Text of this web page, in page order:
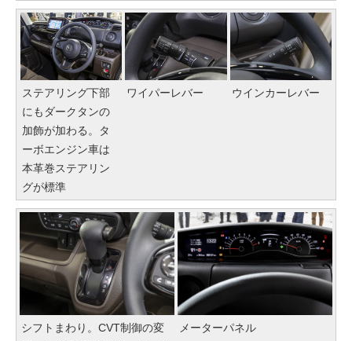
ステアリング下部
にもダークタンの
加飾が加わる。タ
ーボエンジン車は
本革巻ステアリン
グが標準
ワイパーレバー ウインカーレバー
シフトまわり。CVT制御の変
メーターパネル